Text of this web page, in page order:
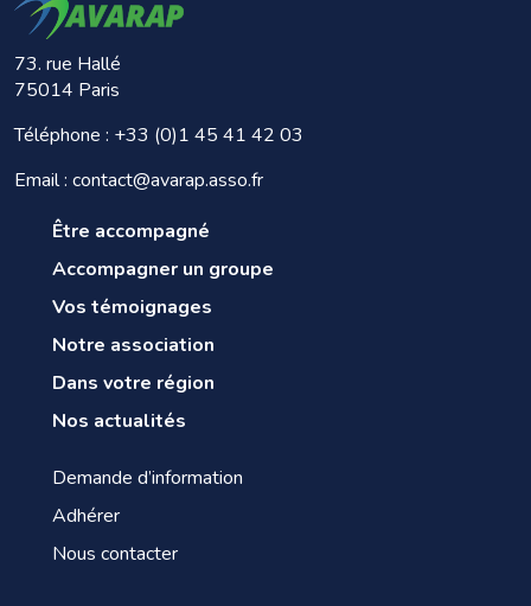
73. rue Hallé
75014 Paris
Téléphone : +33 (0)1 45 41 42 03
Email : contact@avarap.asso.fr
Être accompagné
Accompagner un groupe
Vos témoignages
Notre association
Dans votre région
Nos actualités
Demande d’information
Adhérer
Nous contacter